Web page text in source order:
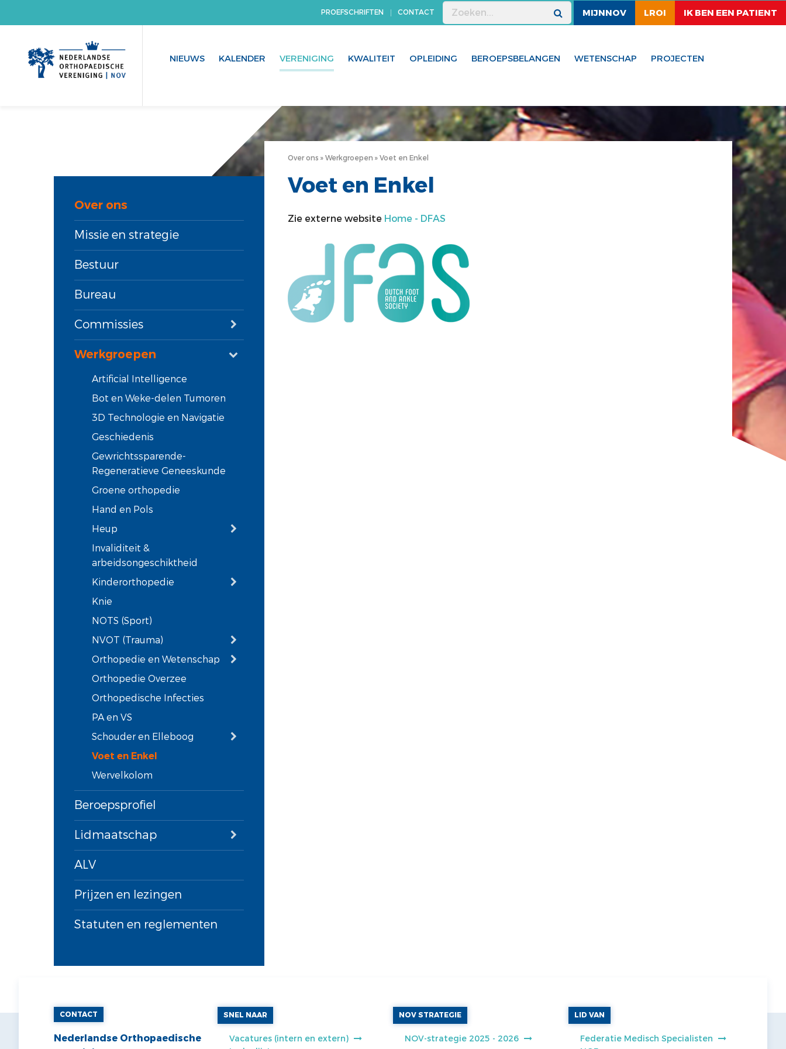
PROEFSCHRIFTEN CONTACT MIJNNOV LROI IK BEN EEN PATIENT
NIEUWS KALENDER VERENIGING KWALITEIT OPLEIDING BEROEPSBELANGEN WETENSCHAP PROJECTEN
Over ons
Missie en strategie
Bestuur
Bureau
Commissies
Werkgroepen
Artificial Intelligence
Bot en Weke-delen Tumoren
3D Technologie en Navigatie
Geschiedenis
Gewrichtssparende-
Regeneratieve Geneeskunde
Groene orthopedie
Hand en Pols
Heup
Invaliditeit &
arbeidsongeschiktheid
Kinderorthopedie
Knie
NOTS (Sport)
NVOT (Trauma)
Orthopedie en Wetenschap
Orthopedie Overzee
Orthopedische Infecties
PA en VS
Schouder en Elleboog
Voet en Enkel
Wervelkolom
Beroepsprofiel
Lidmaatschap
ALV
Prijzen en lezingen
Statuten en reglementen
Over ons Werkgroepen Voet en Enkel
Voet en Enkel
Zie externe website Home - DFAS
CONTACT
Nederlandse Orthopaedische
SNEL NAAR
Vacatures (intern en extern)
NOV STRATEGIE
NOV-strategie 2025 - 2026
LID VAN
Federatie Medisch Specialisten